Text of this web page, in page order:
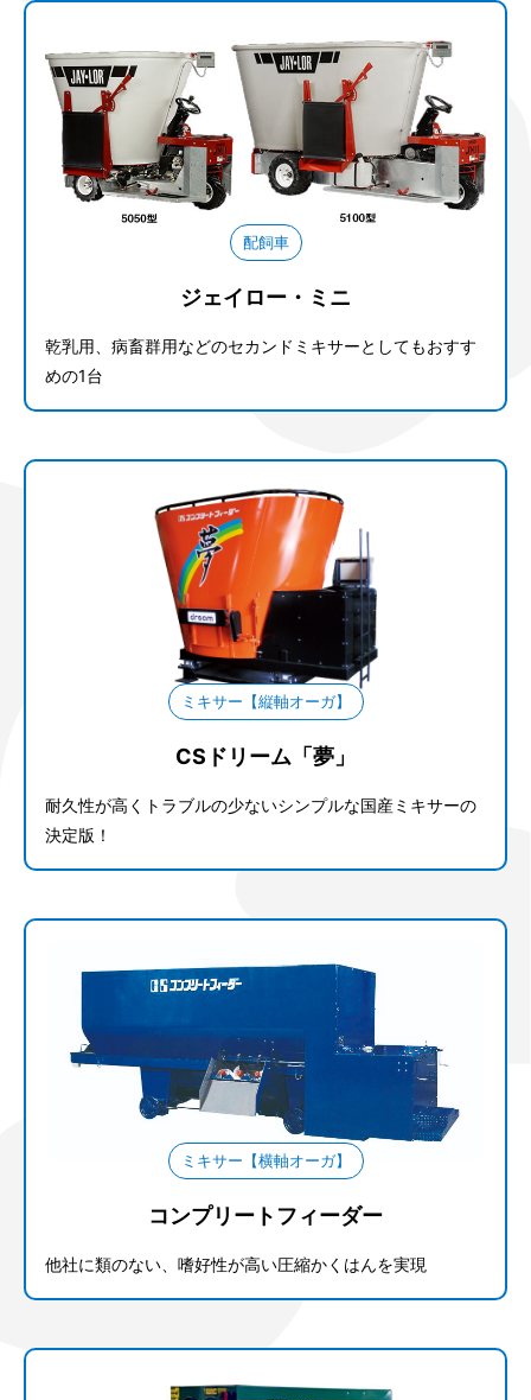
配飼車
ジェイロー・ミニ
乾乳用、病畜群用などのセカンドミキサーとしてもおすす
めの1台
ミキサー【縦軸オーガ】
CSドリーム「夢」
耐久性が高くトラブルの少ないシンプルな国産ミキサーの
決定版！
ミキサー【横軸オーガ】
コンプリートフィーダー
他社に類のない、嗜好性が高い圧縮かくはんを実現